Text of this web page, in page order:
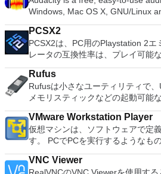
を提供するため、Windowsアンイ
ク、CPU、メモリの量、および異
頻度を確認できます。 ユーザーイ
潔でシンプルで、インストールさ
がリストに表示されます。ワンク
ムをアンインストールできます。
と、プログラムツリーにプログラ
ダー、ファイル、およびレジスト
体として、これはプログラムとそ
完全に削除するのに適したシンプ
これは間違いなくWindowsのデフ
ーよりも優れたオプションですが
ストーラーを探している場合は、
Proを試してください。 これは完
がより効率的に動作します。また
するのを防ぎ、実行中のプログラ
マンスを向上させることもできま
Monitorは、インストールしたソフ
を提供するため、Windowsアンイ
ク、CPU、メモリの量、および異
頻度を確認できます。 ユーザーイ
潔でシンプルで、インストールさ
がリストに表示されます。ワンク
ムをアンインストールできます。
と、プログラムツリーにプログラ
ダー、ファイル、およびレジスト
体として、これはプログラムとそ
完全に削除するのに適したシンプ
ーティション空き領域を再分配す
換パーティションを回復する
Office 2016 Free has multiple
French, German, Spanish,
languages. To switch between
single click! Despite being a free suite, WPS Office comes
with many innovative features,
adjustment tool and multiple
converter, spell check and word
2016 Personal Edition supports
Roaming and Docer online templates. Key features
Writer Efficient word processor.
presentations creator.
processing and analysis. 100%
document file types (.docx, .pptx,
support (iOS and Android). WPS
Windows, Mac OS X, GNU/Linux
systems. You can use Audacity to: Record live audio. Convert
tapes and records into digital recordings
Vorbis, MP3, WAV or AIFF sound files. Cut, copy, splice
sounds together. Change the speed or pitch of a recording.
PCSX2
PCSX2は、PC用のPlaystation 2エ
レータの互換性率は、プレイ可能
以上を誇っています。かなり強力
いる場合、PCSX2は優れたエミュ
アプリケーションはローエンドコ
供するため、Playstation 2コンソ
PCで動作するゲームを見ることができます。
ーターを使用すると、PS2コント
プレイステーション体験をシミュ
ケーションでは、ディスクからゲ
ハードドライブからISOイメージ
す。 主な機能は次のとおりです。 Savestates：ボタンを1つ
Rufus
Rufusは小さなユーティリティで、
メモリスティックなどの起動可能
フォーマットおよび作成できます。 Rufusは、次のシナリ
役立ちます。 Windows、Linux、およびUEFI用の起動可能な
ISOからUSBインストールメディ
合。 OSがインストールされていないシステムで作業する必要
がある場合。 BIOSまたはその他のファームウェアをDOSから
フラッシュする必要がある場合。
VMware Workstation Player
仮想マシンは、ソフトウェアで定
す。 PCでPCを実行するようなも
トップ仮想化ソフトウェアアプリ
Workstation、VMware Fusion、
VNC Viewer